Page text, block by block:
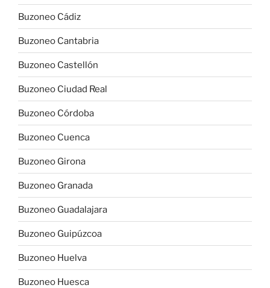
Buzoneo Cádiz
Buzoneo Cantabria
Buzoneo Castellón
Buzoneo Ciudad Real
Buzoneo Córdoba
Buzoneo Cuenca
Buzoneo Girona
Buzoneo Granada
Buzoneo Guadalajara
Buzoneo Guipúzcoa
Buzoneo Huelva
Buzoneo Huesca